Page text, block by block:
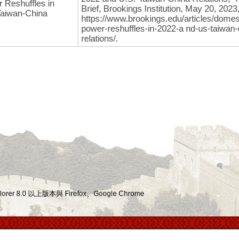
Reshuffles in
China
Brief, Brookings Institution, May 20, 2023,
https://www.brookings.edu/articles/
power-reshuffles-in-2022-a nd-us-
relations/.
8.0 以上版本與 Firefox、Google Chrome